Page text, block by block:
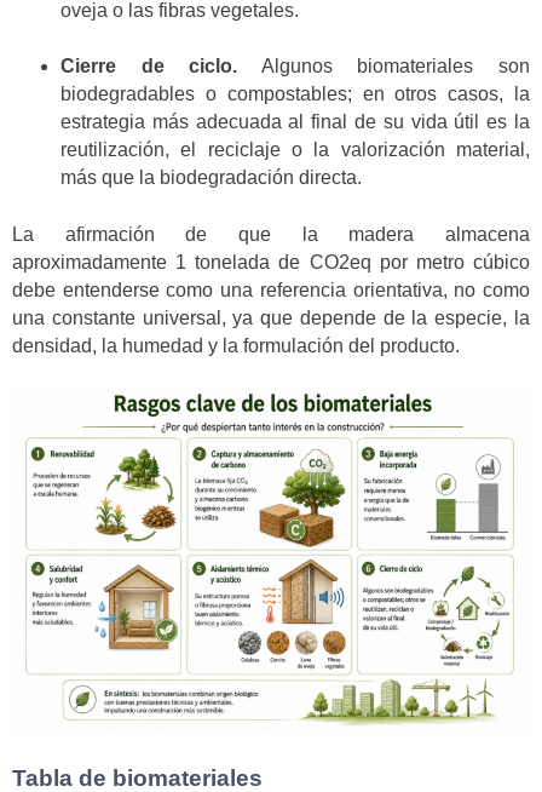
oveja o las fibras vegetales.
Cierre de ciclo. Algunos biomateriales son
biodegradables o compostables; en otros casos, la
estrategia más adecuada al final de su vida útil es la
reutilización, el reciclaje o la valorización material,
más que la biodegradación directa.
La afirmación de que la madera almacena
aproximadamente 1 tonelada de CO2eq por metro cúbico
debe entenderse como una referencia orientativa, no como
una constante universal, ya que depende de la especie, la
densidad, la humedad y la formulación del producto.
Tabla de biomateriales